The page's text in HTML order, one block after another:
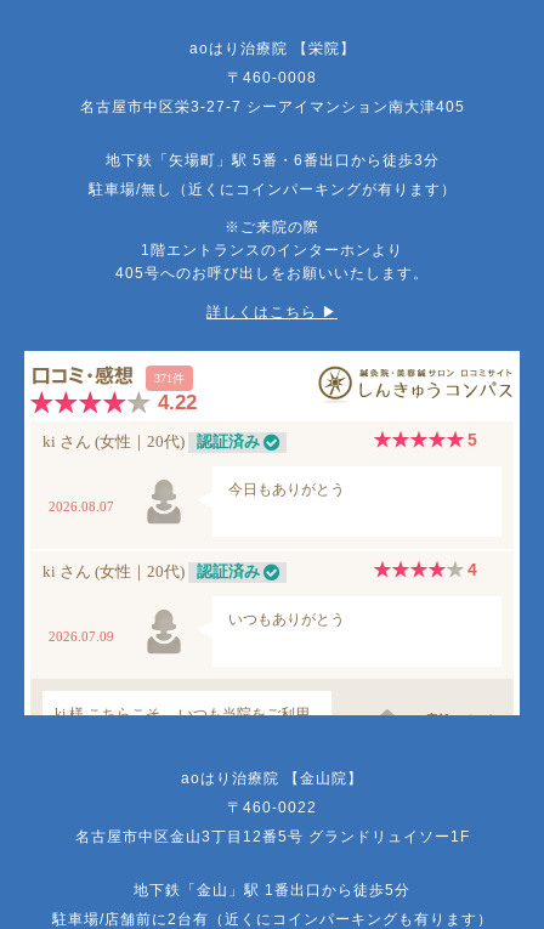
aoはり治療院 【栄院】
〒460-0008
名古屋市中区栄3-27-7 シーアイマンション南大津405
地下鉄「矢場町」駅 5番・6番出口から徒歩3分
駐車場/無し（近くにコインパーキングが有ります）
※ご来院の際
1階エントランスのインターホンより
405号へのお呼び出しをお願いいたします。
詳しくはこちら ▶︎
aoはり治療院 【金山院】
〒460-0022
名古屋市中区金山3丁目12番5号 グランドリュイソー1F
地下鉄「金山」駅 1番出口から徒歩5分
駐車場/店舗前に2台有（近くにコインパーキングも有ります）